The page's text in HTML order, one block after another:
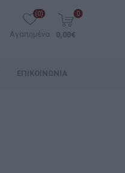
Αγαπημένα
(0) 0
0,00€
ΕΠΙΚΟΙΝΩΝΊΑ